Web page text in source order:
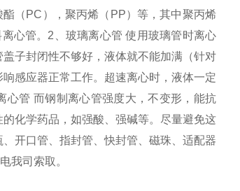
（PC），聚丙烯（PP）等，其中聚丙烯
心管。2、玻璃离心管 使用玻璃管时离心
子封闭性不够好，液体就不能加满（针对
感应器正常工作。超速离心时，液体一定
心管 而钢制离心管强度大，不变形，能抗
化学药品，如强酸、强碱等。尽量避免这
开口管、指封管、快封管、磁珠、适配器
我司索取。